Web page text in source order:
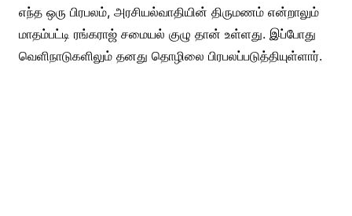
எந்த ஒரு பிரபலம், அரசியல்வாதியின் திருமணம் என்றாலும்
மாதம்பட்டி ரங்கராஜ் சமையல் குழு தான் உள்ளது. இப்போது
வெளிநாடுகளிலும் தனது தொழிலை பிரபலப்படுத்தியுள்ளார்.